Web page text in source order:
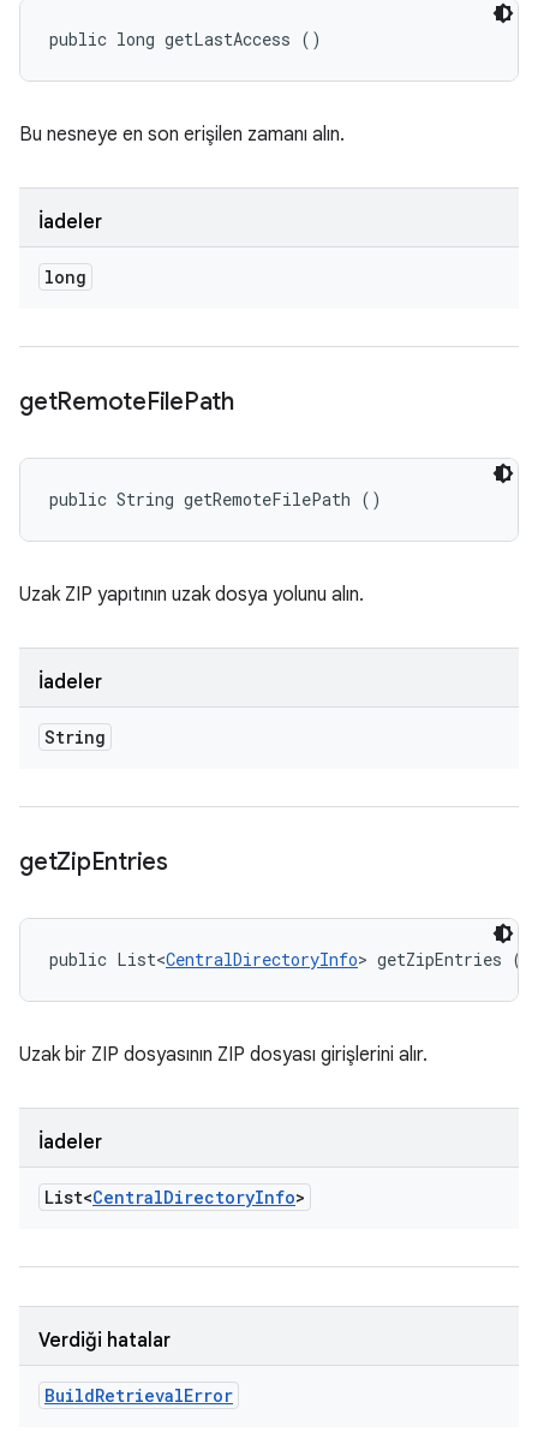
public long getLastAccess ()
Bu nesneye en son erişilen zamanı alın.
İadeler
long
getRemoteFilePath
public String getRemoteFilePath ()
Uzak ZIP yapıtının uzak dosya yolunu alın.
İadeler
String
getZipEntries
public List<CentralDirectoryInfo> getZipEntries ()
Uzak bir ZIP dosyasının ZIP dosyası girişlerini alır.
İadeler
List<CentralDirectoryInfo>
Verdiği hatalar
BuildRetrievalError